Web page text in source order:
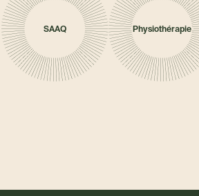
SAAQ Physiothérapie